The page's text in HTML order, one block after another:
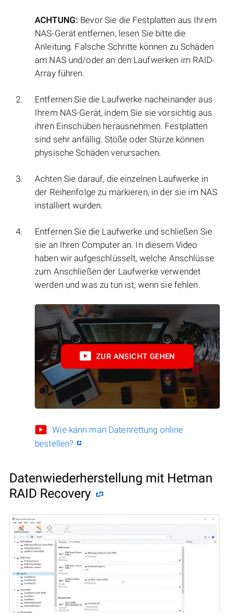
ACHTUNG: Bevor Sie die Festplatten aus Ihrem
NAS-Gerät entfernen, lesen Sie bitte die
Anleitung. Falsche Schritte können zu Schäden
am NAS und/oder an den Laufwerken im RAID-
Array führen.
Entfernen Sie die Laufwerke nacheinander aus
Ihrem NAS-Gerät, indem Sie sie vorsichtig aus
ihren Einschüben herausnehmen. Festplatten
sind sehr anfällig: Stöße oder Stürze können
physische Schäden verursachen.
Achten Sie darauf, die einzelnen Laufwerke in
der Reihenfolge zu markieren, in der sie im NAS
installiert wurden.
Entfernen Sie die Laufwerke und schließen Sie
sie an Ihren Computer an. In diesem Video
haben wir aufgeschlüsselt, welche Anschlüsse
zum Anschließen der Laufwerke verwendet
werden und was zu tun ist, wenn sie fehlen.
ZUR ANSICHT GEHEN
Wie kann man Datenrettung online
bestellen?
Datenwiederherstellung mit Hetman
RAID Recovery